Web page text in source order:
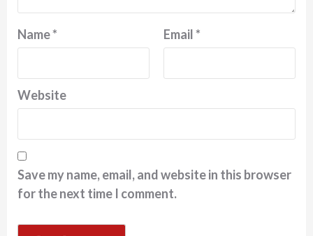
Name* Email*
Website
Save my name, email, and website in this browser
for the next time I comment.